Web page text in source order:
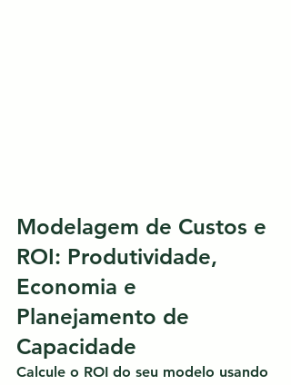
Modelagem de Custos e
ROI: Produtividade,
Economia e
Planejamento de
Capacidade
Calcule o ROI do seu modelo usando